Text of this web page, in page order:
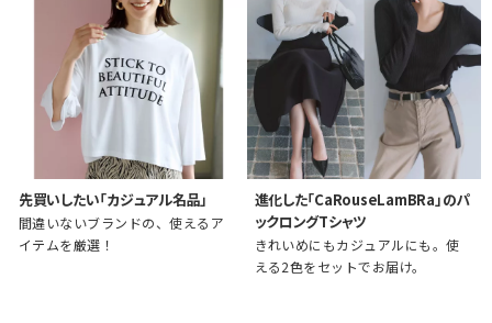
先買いしたい「カジュアル名品」
間違いないブランドの、使えるア
イテムを厳選！
進化した「CaRouseLamBRa」のパ
ックロングTシャツ
きれいめにもカジュアルにも。使
える2色をセットでお届け。